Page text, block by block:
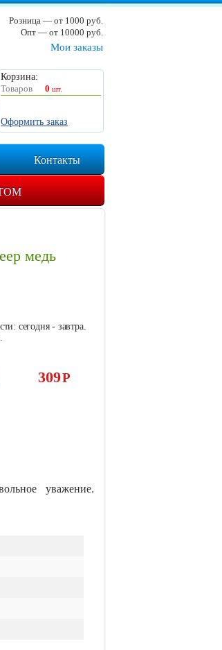
Мои заказы
Корзина:
Товаров
0 шт.
Оформить заказ
Розница — от 1000 руб.
Опт — от 10000 руб.
Контакты
медь
сегодня - завтра.
309Р
уважение.